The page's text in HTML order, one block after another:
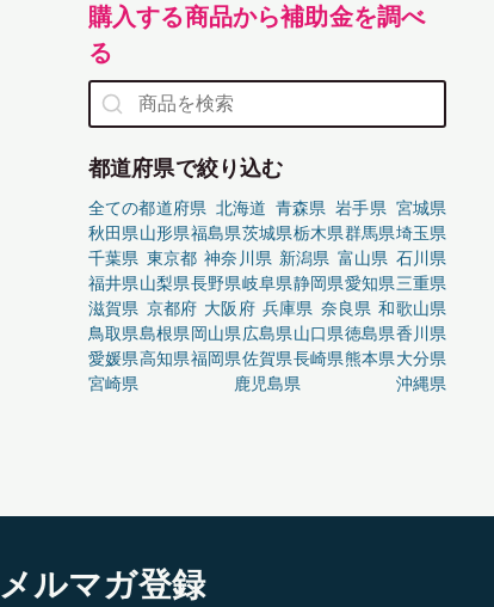
購入する商品から補助金を調べ
る
都道府県で絞り込む
全ての都道府県 北海道 青森県 岩手県 宮城県
秋田県山形県福島県茨城県栃木県群馬県埼玉県
千葉県 東京都 神奈川県 新潟県 富山県 石川県
福井県山梨県長野県岐阜県静岡県愛知県三重県
滋賀県 京都府 大阪府 兵庫県 奈良県 和歌山県
鳥取県島根県岡山県広島県山口県徳島県香川県
愛媛県高知県福岡県佐賀県長崎県熊本県大分県
宮崎県
鹿児島県 沖縄県
メルマガ登録